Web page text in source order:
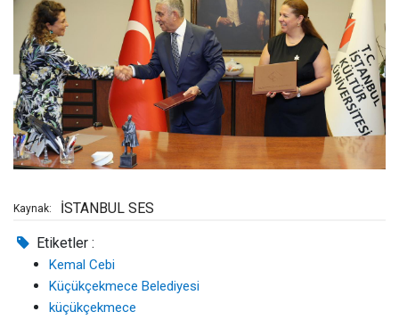
Kaynak: İSTANBUL SES
Etiketler :
Kemal Cebi
Küçükçekmece Belediyesi
küçükçekmece